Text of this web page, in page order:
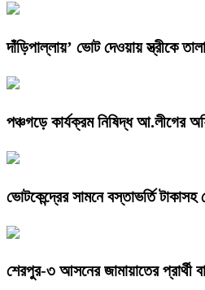
দাঁড়িপাল্লায়’ ভোট দেওয়ায় স্ত্রীকে
পঞ্চগড়ে কার্যক্রম নিষিদ্ধ আ.লীগের
ভোটকেন্দ্রের সামনে বস্তাভর্তি
শেরপুর-৩ আসনের জামায়াতের প্রার্থী